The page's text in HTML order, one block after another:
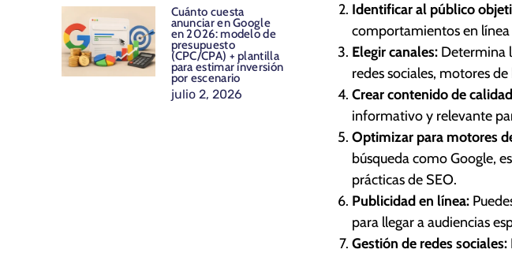
Identificar al público
comportamientos en
Elegir canales: Determina
redes sociales, motores
Crear contenido de
informativo y relevante
Optimizar para motores
búsqueda como Google,
prácticas de SEO.
Publicidad en línea:
para llegar a audiencias
Gestión de redes sociales:
Cuánto cuesta
anunciar en Google
en 2026: modelo de
presupuesto
(CPC/CPA) + plantilla
para estimar inversión
por escenario
julio 2, 2026